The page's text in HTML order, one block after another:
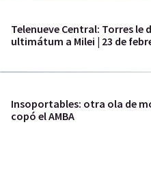
Telenueve Central: Torres le
ultimátum a Milei | 23 de
Insoportables: otra ola de
copó el AMBA